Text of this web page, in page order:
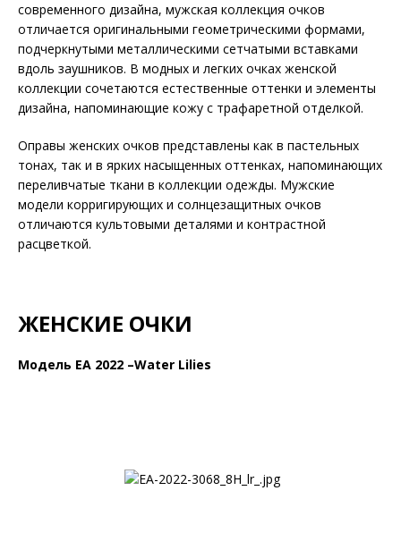
современного дизайна, мужская коллекция очков
отличается оригинальными геометрическими формами,
подчеркнутыми металлическими сетчатыми вставками
вдоль заушников. В модных и легких очках женской
коллекции сочетаются естественные оттенки и элементы
дизайна, напоминающие кожу с трафаретной отделкой.
Оправы женских очков представлены как в пастельных
тонах, так и в ярких насыщенных оттенках, напоминающих
переливчатые ткани в коллекции одежды. Мужские
модели корригирующих и солнцезащитных очков
отличаются культовыми деталями и контрастной
расцветкой.
ЖЕНСКИЕ ОЧКИ
Модель EA 2022 –Water Lilies